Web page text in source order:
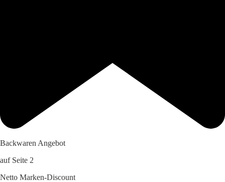
Backwaren Angebot
auf Seite 2
Netto Marken-Discount